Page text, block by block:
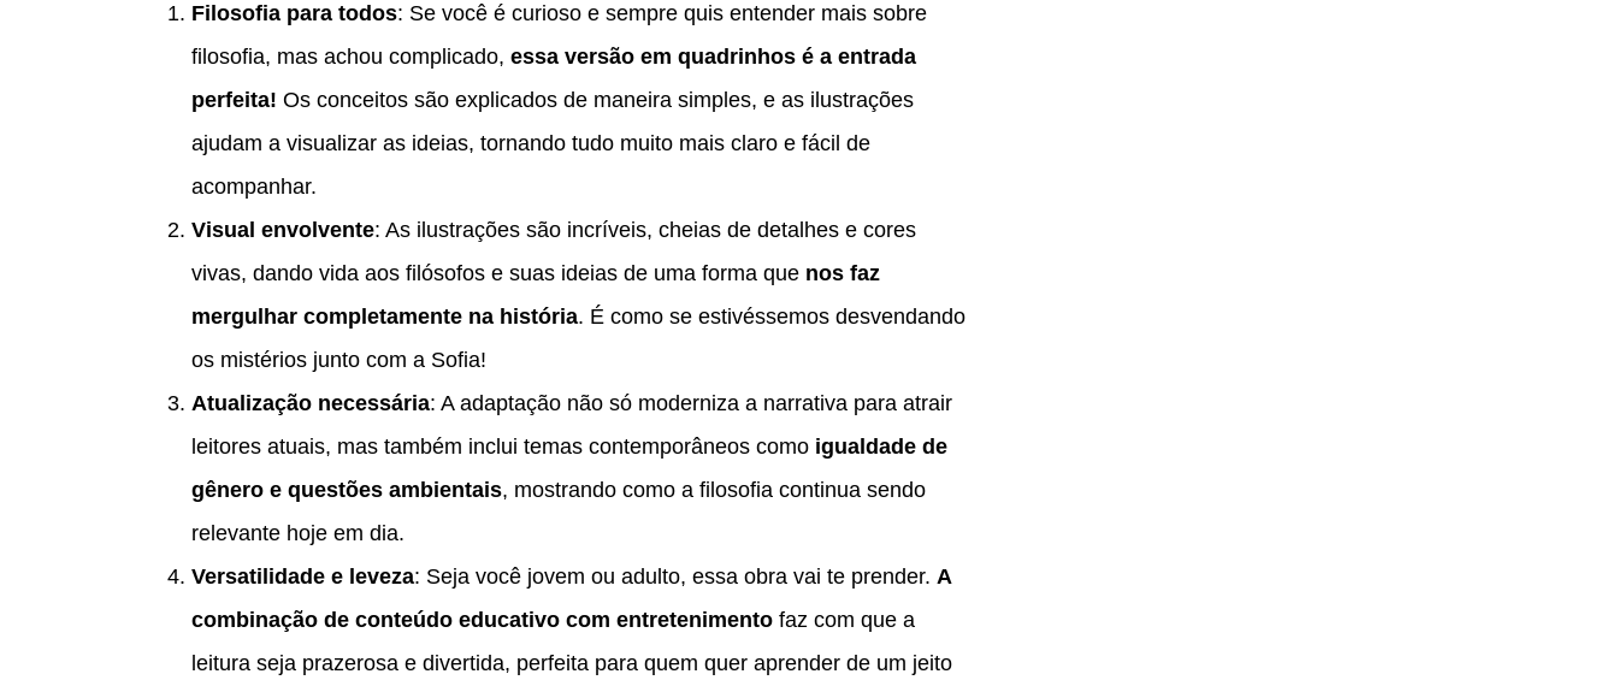
Filosofia para todos: Se você é curioso e sempre quis entender mais sobre
filosofia, mas achou complicado, essa versão em quadrinhos é a entrada
perfeita! Os conceitos são explicados de maneira simples, e as ilustrações
ajudam a visualizar as ideias, tornando tudo muito mais claro e fácil de
acompanhar.
Visual envolvente: As ilustrações são incríveis, cheias de detalhes e cores
vivas, dando vida aos filósofos e suas ideias de uma forma que nos faz
mergulhar completamente na história. É como se estivéssemos desvendando
os mistérios junto com a Sofia!
Atualização necessária: A adaptação não só moderniza a narrativa para atrair
leitores atuais, mas também inclui temas contemporâneos como igualdade de
gênero e questões ambientais, mostrando como a filosofia continua sendo
relevante hoje em dia.
Versatilidade e leveza: Seja você jovem ou adulto, essa obra vai te prender. A
combinação de conteúdo educativo com entretenimentofaz com que a
leitura seja prazerosa e divertida, perfeita para quem quer aprender de um jeito